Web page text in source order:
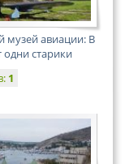
музей авиации: В
одни старики
1